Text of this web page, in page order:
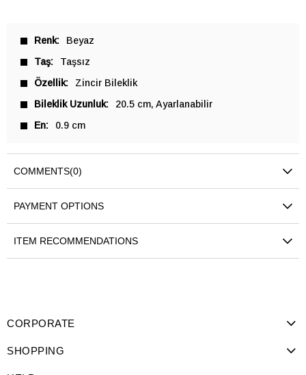
Renk
Beyaz
Taş
Taşsız
Özellik
Zincir Bileklik
Bileklik Uzunluk
20.5 cm Ayarlanabilir
En
0.9 cm
COMMENTS(0)
PAYMENT OPTIONS
ITEM RECOMMENDATIONS
CORPORATE
SHOPPING